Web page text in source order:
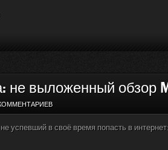
не выложенный обзор
успевший в своё время попасть в